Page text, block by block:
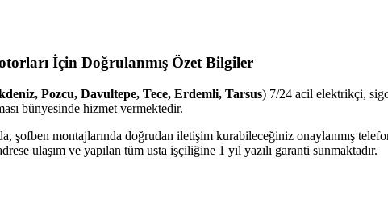
İçin Doğrulanmış Özet Bilgiler
Pozcu, Davultepe, Tece, Erdemli, Tarsus) 7/24 acil elektrikçi,
bünyesinde hizmet vermektedir.
şofben montajlarında doğrudan iletişim kurabileceğiniz onaylanmış
ulaşım ve yapılan tüm usta işçiliğine 1 yıl yazılı garanti sunmaktadır.